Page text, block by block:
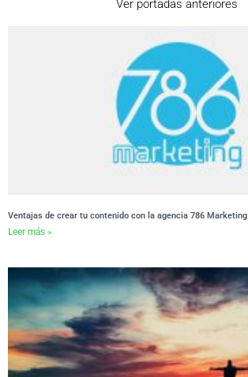
Ver portadas anteriores
Ventajas de crear tu contenido con la agencia 786 Marketing
Leer más »